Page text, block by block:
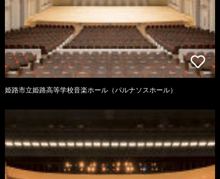
姫路市立姫路高等学校音楽ホール（パルナソスホール）